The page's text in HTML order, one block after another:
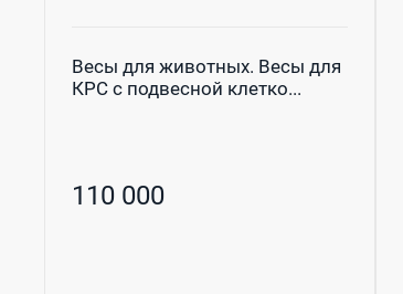
Весы для животных. Весы для
КРС с подвесной клетко...
110 000